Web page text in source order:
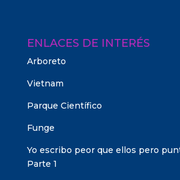
ENLACES DE INTERÉS
Arboreto
Vietnam
Parque Científico
Funge
Yo escribo peor que ellos pero
Parte 1